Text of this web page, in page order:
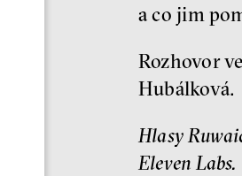
a co jim
Rozhovor
Hubálková.
Hlasy
Eleven Labs.